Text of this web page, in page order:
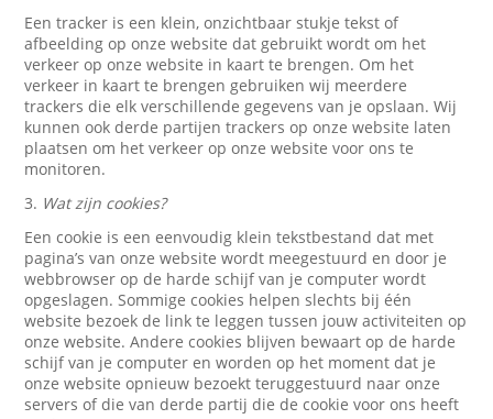
Een tracker is een klein, onzichtbaar stukje tekst of
afbeelding op onze website dat gebruikt wordt om het
verkeer op onze website in kaart te brengen. Om het
verkeer in kaart te brengen gebruiken wij meerdere
trackers die elk verschillende gegevens van je opslaan. Wij
kunnen ook derde partijen trackers op onze website laten
plaatsen om het verkeer op onze website voor ons te
monitoren.
3. Wat zijn cookies?
Een cookie is een eenvoudig klein tekstbestand dat met
pagina’s van onze website wordt meegestuurd en door je
webbrowser op de harde schijf van je computer wordt
opgeslagen. Sommige cookies helpen slechts bij één
website bezoek de link te leggen tussen jouw activiteiten op
onze website. Andere cookies blijven bewaart op de harde
schijf van je computer en worden op het moment dat je
onze website opnieuw bezoekt teruggestuurd naar onze
servers of die van derde partij die de cookie voor ons heeft